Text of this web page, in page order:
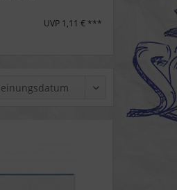
UVP 1,11 € ***